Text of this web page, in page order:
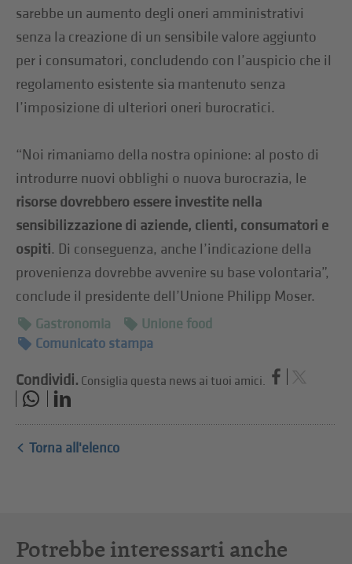
sarebbe un aumento degli oneri amministrativi
senza la creazione di un sensibile valore aggiunto
per i consumatori, concludendo con l’auspicio che il
regolamento esistente sia mantenuto senza
l’imposizione di ulteriori oneri burocratici.
“Noi rimaniamo della nostra opinione: al posto di
introdurre nuovi obblighi o nuova burocrazia, le
risorse dovrebbero essere investite nella
sensibilizzazione di aziende, clienti, consumatori e
ospiti. Di conseguenza, anche l’indicazione della
provenienza dovrebbe avvenire su base volontaria”,
conclude il presidente dell’Unione Philipp Moser.
Gastronomia
Unione food
Comunicato stampa
Condividi. Consiglia questa news ai tuoi amici.
Torna all'elenco
Potrebbe interessarti anche